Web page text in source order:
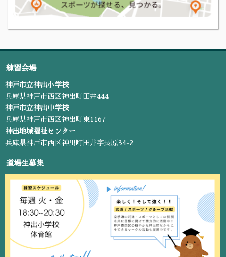
練習会場
神戸市立神出小学校
兵庫県神戸市西区神出町田井444
神戸市立神出中学校
兵庫県神戸市西区神出町東1167
神出地域福祉センター
兵庫県神戸市西区神出町田井字長原34-2
道場生募集